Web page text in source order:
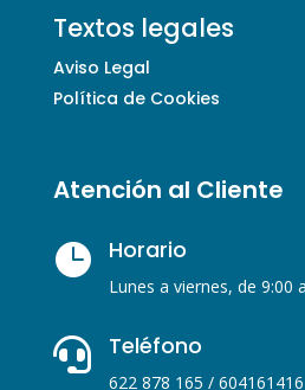
Textos legales
Aviso Legal
Política de Cookies
Atención al Cliente
 Horario
Lunes a viernes, de 9:00
 Teléfono
622 878 165 / 604161416